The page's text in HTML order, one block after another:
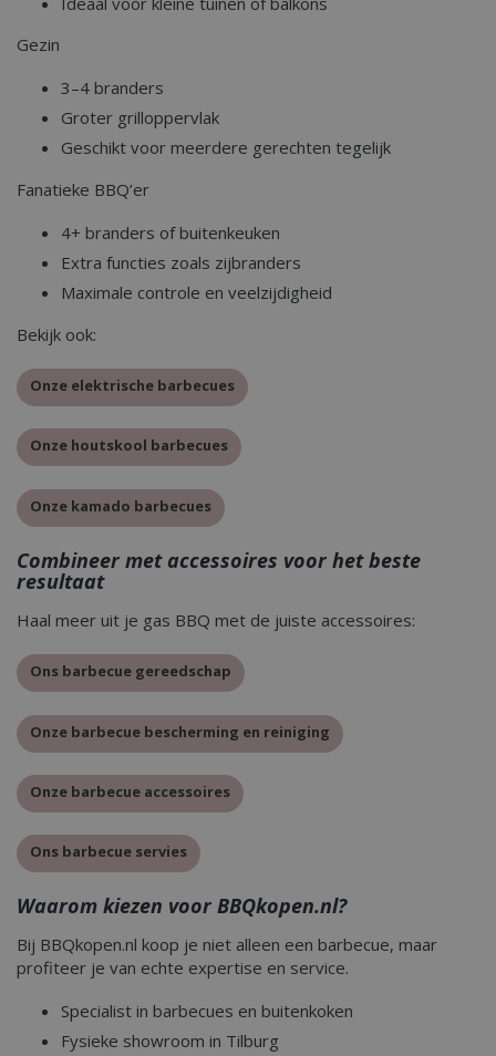
Gezin
3–4 branders
Groter grilloppervlak
Geschikt voor meerdere gerechten tegelijk
Fanatieke BBQ’er
4+ branders of buitenkeuken
Extra functies zoals zijbranders
Maximale controle en veelzijdigheid
Bekijk ook:
Onze elektrische barbecues
Onze houtskool barbecues
Onze kamado barbecues
Combineer met accessoires voor het beste
resultaat
Haal meer uit je gas BBQ met de juiste accessoires:
Ons barbecue gereedschap
Onze barbecue bescherming en reiniging
Onze barbecue accessoires
Ons barbecue servies
Waarom kiezen voor BBQkopen.nl?
Bij BBQkopen.nl koop je niet alleen een barbecue, maar
profiteer je van echte expertise en service.
Specialist in barbecues en buitenkoken
Fysieke showroom in Tilburg